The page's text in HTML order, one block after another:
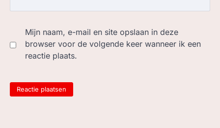
Mijn naam, e-mail en site opslaan in deze
browser voor de volgende keer wanneer ik een
reactie plaats.